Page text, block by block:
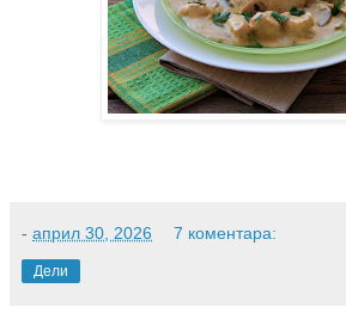
- април 30, 2026 7 коментара:
Дели